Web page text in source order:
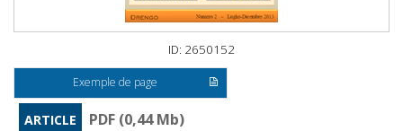
ID: 2650152
Exemple de page
ARTICLE
PDF (0,44 Mb)